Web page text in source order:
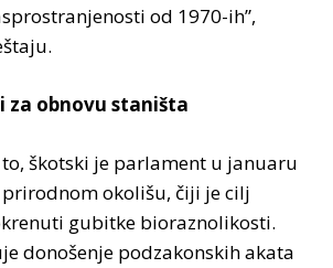
od 1970-ih”,
za obnovu staništa
škotski je parlament u januaru
okolišu, čiji je cilj
gubitke bioraznolikosti.
donošenje podzakonskih akata